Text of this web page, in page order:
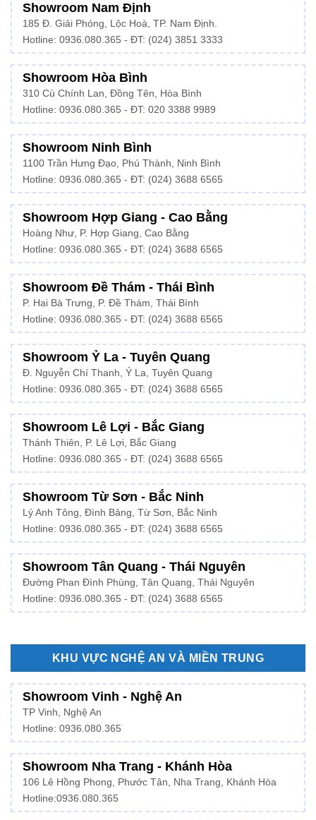
Showroom Nam Định
185 Đ. Giải Phóng, Lộc Hoà, TP. Nam Định.
Hotline: 0936.080.365 - ĐT: (024) 3851 3333
Showroom Hòa Bình
310 Cù Chính Lan, Đồng Tên, Hòa Bình
Hotline: 0936.080.365 - ĐT: 020 3388 9989
Showroom Ninh Bình
1100 Trần Hưng Đạo, Phú Thành, Ninh Bình
Hotline: 0936.080.365 - ĐT: (024) 3688 6565
Showroom Hợp Giang - Cao Bằng
Hoàng Như, P. Hợp Giang, Cao Bằng
Hotline: 0936.080.365 - ĐT: (024) 3688 6565
Showroom Đề Thám - Thái Bình
P. Hai Bà Trưng, P. Đề Thám, Thái Bình
Hotline: 0936.080.365 - ĐT: (024) 3688 6565
Showroom Ỷ La - Tuyên Quang
Đ. Nguyễn Chí Thanh, Ỷ La, Tuyên Quang
Hotline: 0936.080.365 - ĐT: (024) 3688 6565
Showroom Lê Lợi - Bắc Giang
Thánh Thiên, P. Lê Lợi, Bắc Giang
Hotline: 0936.080.365 - ĐT: (024) 3688 6565
Showroom Từ Sơn - Bắc Ninh
Lý Anh Tông, Đình Bảng, Từ Sơn, Bắc Ninh
Hotline: 0936.080.365 - ĐT: (024) 3688 6565
Showroom Tân Quang - Thái Nguyên
Đường Phan Đình Phùng, Tân Quang, Thái Nguyên
Hotline: 0936.080.365 - ĐT: (024) 3688 6565
KHU VỰC NGHỆ AN VÀ MIỀN TRUNG
Showroom Vinh - Nghệ An
TP Vinh, Nghệ An
Hotline: 0936.080.365
Showroom Nha Trang - Khánh Hòa
106 Lê Hồng Phong, Phước Tân, Nha Trang, Khánh Hòa
Hotline:0936.080.365